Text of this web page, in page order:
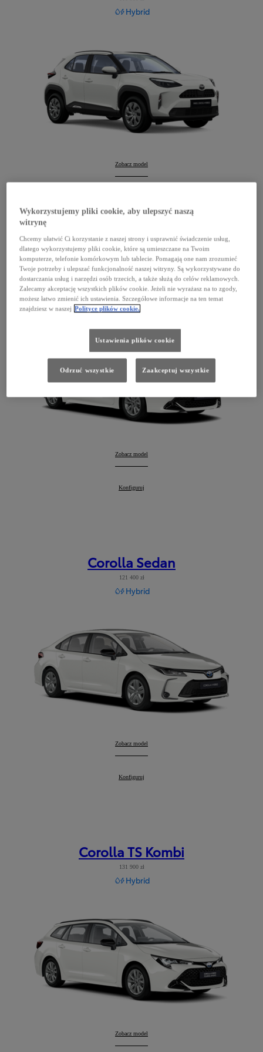
Hybrid
Yaris Cross:
Zobacz model
Corolla Hatchback
127 900 zł
Hybrid
Corolla Hatchback
Zobacz model
Corolla Hatchback
Konfiguruj
Corolla Sedan
121 400 zł
Hybrid
Corolla Sedan
Zobacz model
Corolla Sedan
Konfiguruj
Corolla TS Kombi
131 900 zł
Hybrid
Corolla TS Kombi
Zobacz model
Wykorzystujemy pliki cookie, aby ulepszyć naszą
witrynę
Chcemy ułatwić Ci korzystanie z naszej strony i usprawnić świadczenie usług,
dlatego wykorzystujemy pliki cookie, które są umieszczane na Twoim
komputerze, telefonie komórkowym lub tablecie. Pomagają one nam zrozumieć
Twoje potrzeby i ulepszać funkcjonalność naszej witryny. Są wykorzystywane do
dostarczania usług i narzędzi osób trzecich, a także służą do celów reklamowych.
Zalecamy akceptację wszystkich plików cookie. Jeżeli nie wyrażasz na to zgody,
możesz łatwo zmienić ich ustawienia. Szczegółowe informacje na ten temat
znajdziesz w naszej Polityce plików cookie.
Ustawienia plików cookie
Odrzuć wszystkie Zaakceptuj wszystkie